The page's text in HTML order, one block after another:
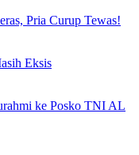
Pria Curup Tewas!
Eksis
ke Posko TNI AL